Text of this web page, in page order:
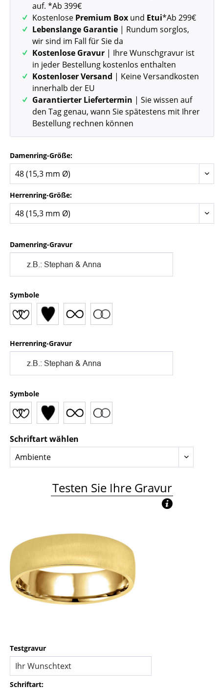
auf. *Ab 399€
Kostenlose Premium Box und Etui*Ab 299€
Lebenslange Garantie | Rundum sorglos,
wir sind im Fall für Sie da
Kostenlose Gravur | Ihre Wunschgravur ist
in jeder Bestellung kostenlos enthalten
Kostenloser Versand | Keine Versandkosten
innerhalb der EU
Garantierter Liefertermin | Sie wissen auf
den Tag genau, wann Sie spätestens mit Ihrer
Bestellung rechnen können
Damenring-Größe:
Herrenring-Größe:
Damenring-Gravur
Symbole
Herrenring-Gravur
Symbole
Schriftart wählen
Testen Sie Ihre Gravur
Testgravur
Schriftart: